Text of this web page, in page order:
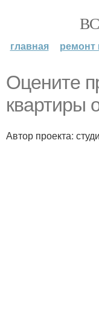
главная ремонт
Оцените
квартиры
Автор проекта: